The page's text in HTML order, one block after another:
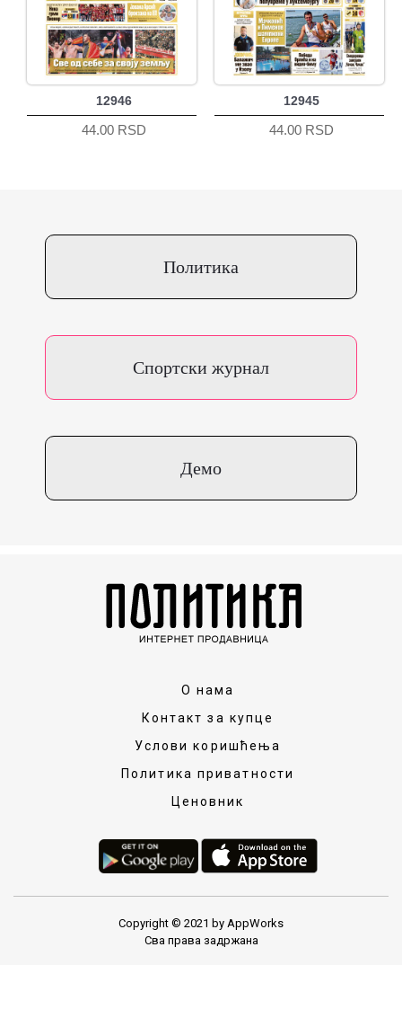
12946
44.00 RSD
12945
44.00 RSD
Политика
Спортски журнал
Демо
О нама
Контакт за купце
Услови коришћења
Политика приватности
Ценовник
Copyright © 2021 by AppWorks
Сва права задржана